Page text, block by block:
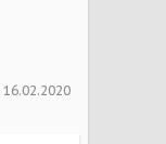
16.02.2020